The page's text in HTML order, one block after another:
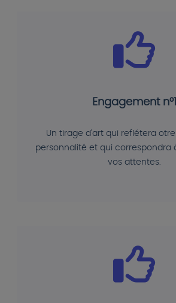
Engagement n°1
Un tirage d'art qui reflétera
personnalité et qui correspondra
vos attentes.